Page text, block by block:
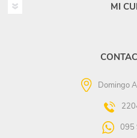
MI
Domingo
095